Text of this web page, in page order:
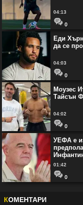
04:13
0
Еди
да се
04:03
0
Моузес
Тайсън
04:02
0
УЕФА е
01:42
0
КОМЕНТАРИ